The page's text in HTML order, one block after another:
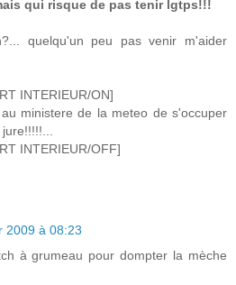
qui risque de pas tenir lgtps!!!
quelqu'un peu pas venir m'aider
INTERIEUR/ON]
ministere de la meteo de s'occuper
INTERIEUR/OFF]
2009 à 08:23
à grumeau pour dompter la mèche